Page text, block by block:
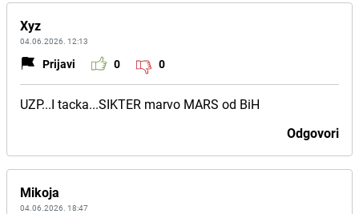
Xyz
04.06.2026. 12:13
Prijavi 0 0
UZP...I tacka...SIKTER marvo MARS od BiH
Odgovori
Mikoja
04.06.2026. 18:47